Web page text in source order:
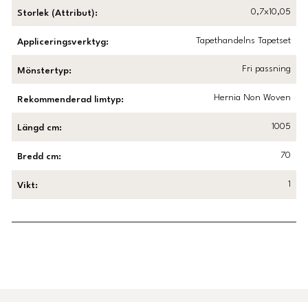
Storlek (Attribut): 0,7x10,05
Appliceringsverktyg: Tapethandelns Tapetset
Mönstertyp: Fri passning
Rekommenderad limtyp: Hernia Non Woven
Längd cm: 1005
Bredd cm: 70
Vikt: 1